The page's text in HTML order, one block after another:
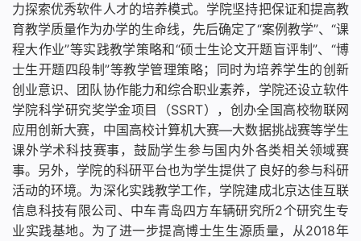
力探索优秀软件人才的培养模式。学院坚持把保证和提高教
育教学质量作为办学的生命线，先后确定了“案例教学”、“课
程大作业”等实践教学策略和“硕士生论文开题盲评制”、“博
士生开题四段制”等教学管理策略；同时为培养学生的创新
创业意识、团队协作能力和综合职业素养，学院还设立软件
学院科学研究奖学金项目（SSRT），创办全国高校物联网
应用创新大赛，中国高校计算机大赛—大数据挑战赛等学生
课外学术科技赛事，鼓励学生参与国内外各类相关领域赛
事。另外，学院的科研平台也为学生提供了良好的参与科研
活动的环境。为深化实践教学工作，学院建成北京达佳互联
信息科技有限公司、中车青岛四方车辆研究所2个研究生专
业实践基地。为了进一步提高博士生生源质量，从2018年